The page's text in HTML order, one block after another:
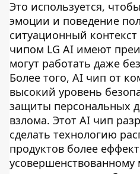
Это используется,
эмоции и поведение
ситуационный
чипом LG AI имеют
могут работать даже
Более того, AI чип от
высокий уровень
защиты персональных
взлома. Этот AI чип
сделать технологию
продуктов более
усовершенствованному